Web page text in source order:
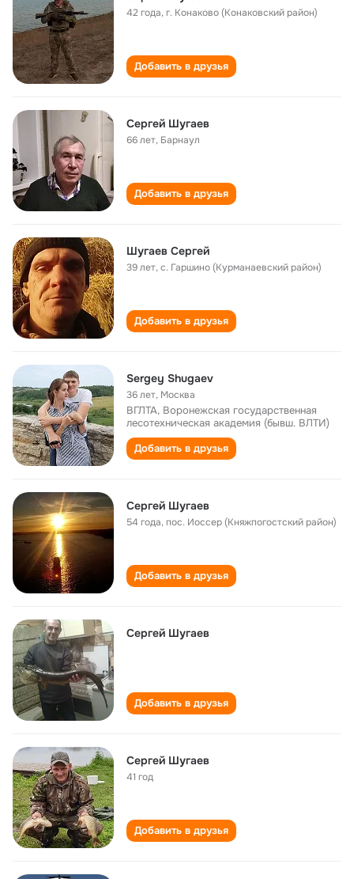
42 года,г. Конаково (Конаковский район)
Добавить в друзья
Сергей Шугаев
66 лет, Барнаул
Добавить в друзья
Шугаев Сергей
39 лет,с. Гаршино (Курманаевский район)
Добавить в друзья
Sergey Shugaev
36 лет, Москва
ВГЛТА, Воронежская государственная
лесотехническая академия (бывш. ВЛТИ)
Добавить в друзья
Сергей Шугаев
54 года,пос. Иоссер (Княжпогостский район)
Добавить в друзья
Сергей Шугаев
Добавить в друзья
Сергей Шугаев
41 год
Добавить в друзья